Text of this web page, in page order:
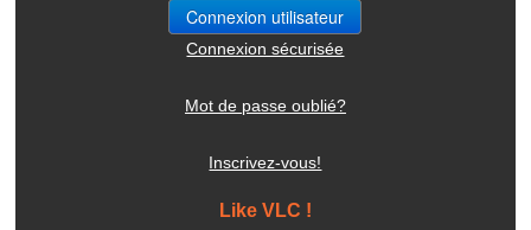
Connexion sécurisée
Mot de passe oublié?
Inscrivez-vous!
Like VLC !